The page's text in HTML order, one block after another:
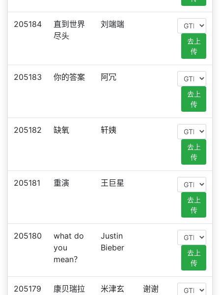
205184
直到世界
尽头
刘端端
去上
传
205183 你的答案 阿冗
去上
传
205182 缺氧 轩姨
去上
传
205181 重演 王巨星
去上
传
205180
what do
you
mean？
Justin
Bieber
去上
传
205179 康贝瑞拉
米津玄
谢谢